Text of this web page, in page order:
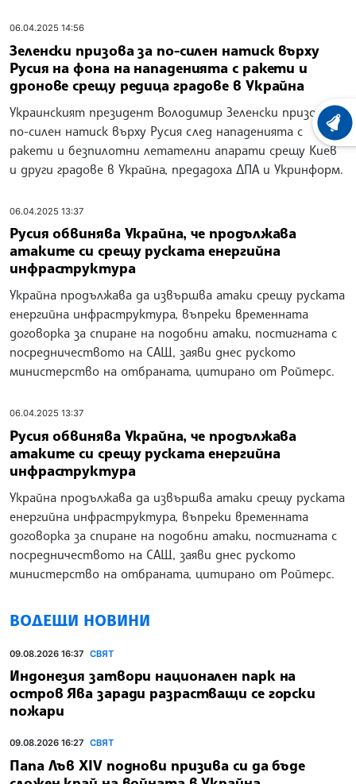
06.04.2025 14:56
Зеленски призова за по-силен натиск върху
Русия на фона на нападенията с ракети и
дронове срещу редица градове в Украйна
Украинският президент Володимир Зеленски призова за
по-силен натиск върху Русия след нападенията с
ракети и безпилотни летателни апарати срещу Киев
и други градове в Украйна, предадоха ДПА и Укринформ.
06.04.2025 13:37
Русия обвинява Украйна, че продължава
атаките си срещу руската енергийна
инфраструктура
Украйна продължава да извършва атаки срещу руската
енергийна инфраструктура, въпреки временната
договорка за спиране на подобни атаки, постигната с
посредничеството на САЩ, заяви днес руското
министерство на отбраната, цитирано от Ройтерс.
06.04.2025 13:37
Русия обвинява Украйна, че продължава
атаките си срещу руската енергийна
инфраструктура
Украйна продължава да извършва атаки срещу руската
енергийна инфраструктура, въпреки временната
договорка за спиране на подобни атаки, постигната с
посредничеството на САЩ, заяви днес руското
министерство на отбраната, цитирано от Ройтерс.
ВОДЕЩИ НОВИНИ
09.08.2026 16:37 СВЯТ
Индонезия затвори национален парк на
остров Ява заради разрастващи се горски
пожари
09.08.2026 16:27 СВЯТ
Папа Лъв XIV поднови призива си да бъде